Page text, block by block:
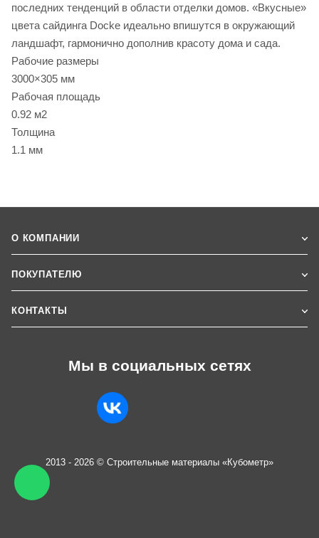
последних тенденций в области отделки домов. «Вкусные»
цвета сайдинга Docke идеально впишутся в окружающий
ландшафт, гармонично дополнив красоту дома и сада.
Рабочие размеры
3000×305 мм
Рабочая площадь
0.92 м2
Толщина
1.1 мм
О КОМПАНИИ
ПОКУПАТЕЛЮ
КОНТАКТЫ
Мы в социальных сетях
2013 - 2026 © Строительные материалы «Кубометр»